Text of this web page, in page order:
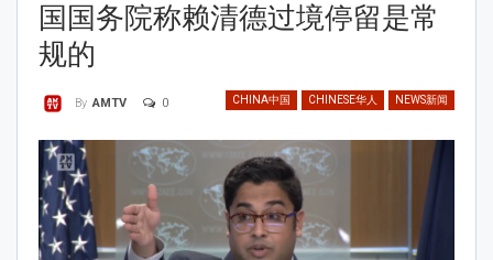
国国务院称赖清德过境停留是常
规的
CHINA中国 CHINESE华人 NEWS新闻
By AMTV 0